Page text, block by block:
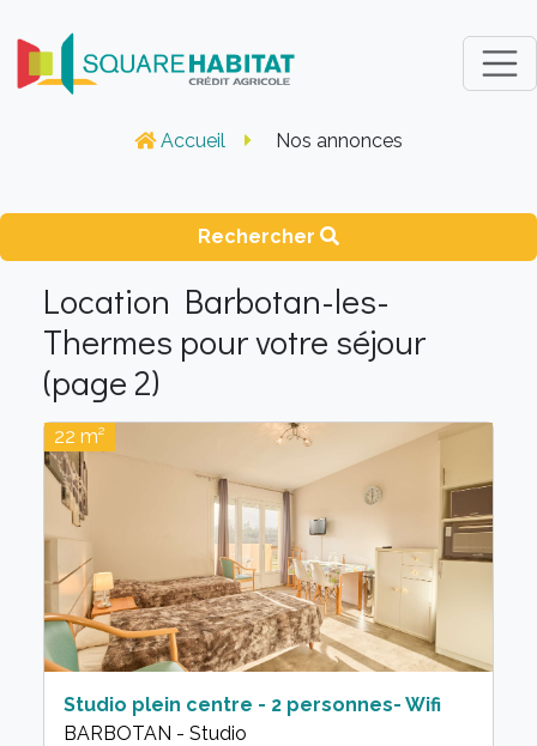
Accueil Nos annonces
Rechercher
Location Barbotan-les-
Thermes pour votre séjour
(page 2)
22 m²
Studio plein centre - 2 personnes- Wifi
BARBOTAN - Studio